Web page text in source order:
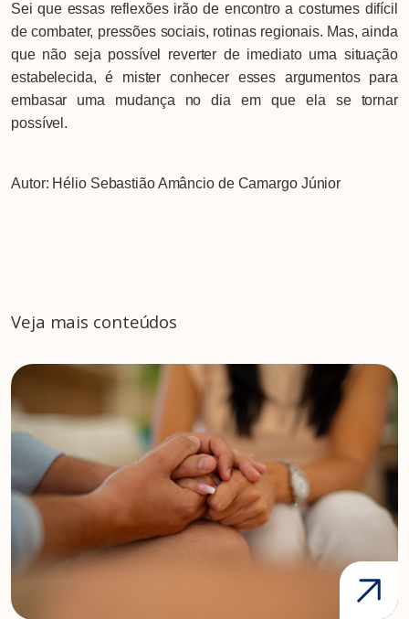
Sei que essas reflexões irão de encontro a costumes difícil
de combater, pressões sociais, rotinas regionais. Mas, ainda
que não seja possível reverter de imediato uma situação
estabelecida, é mister conhecer esses argumentos para
embasar uma mudança no dia em que ela se tornar
possível.
Autor: Hélio Sebastião Amâncio de Camargo Júnior
Veja mais conteúdos